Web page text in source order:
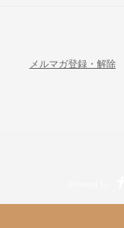
メルマガ登録・解除